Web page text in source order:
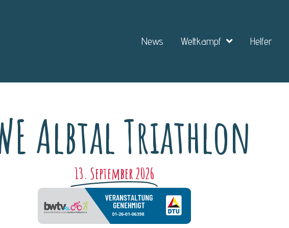
News Wettkampf Helfer
Albtal Triathlon
13. September 2026